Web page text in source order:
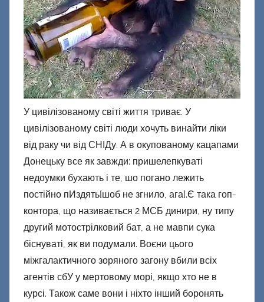
Ф
а
ш
и
к
Д
е
ц
к
и
й
У цивілізованому світі життя триває. У
цивілізованому світі люди хочуть винайти ліки
від раку чи від СНІДу. А в окупованому кацапами
Донецьку все як завжди: пришелепкуваті
недоумки бухають і те, шо погано лежить
постійно пИздять[шоб не згнило, ага].Є така гоп-
контора, що називається 2 МСБ динири, ну типу
другий мотострілковий бат, а не мавпи сука
біснуваті, як ви подумали. Воєни цього
міжгалактичного зоряного загону вбили всіх
агентів сбУ у мертовому морі, якщо хто не в
курсі. Також саме вони і ніхто інший боронять